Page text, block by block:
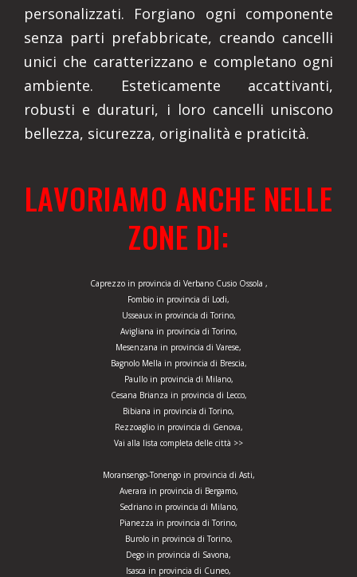
personalizzati. Forgiano ogni componente
senza parti prefabbricate, creando cancelli
unici che caratterizzano e completano ogni
ambiente. Esteticamente accattivanti,
robusti e duraturi, i loro cancelli uniscono
bellezza, sicurezza, originalità e praticità.
LAVORIAMO ANCHE NELLE
ZONE DI:
Caprezzo in provincia di Verbano Cusio Ossola ,
Fombio in provincia di Lodi,
Usseaux in provincia di Torino,
Avigliana in provincia di Torino,
Mesenzana in provincia di Varese,
Bagnolo Mella in provincia di Brescia,
Paullo in provincia di Milano,
Cesana Brianza in provincia di Lecco,
Bibiana in provincia di Torino,
Rezzoaglio in provincia di Genova,
Vai alla lista completa delle città >>
Moransengo-Tonengo in provincia di Asti,
Averara in provincia di Bergamo,
Sedriano in provincia di Milano,
Pianezza in provincia di Torino,
Burolo in provincia di Torino,
Dego in provincia di Savona,
Isasca in provincia di Cuneo,